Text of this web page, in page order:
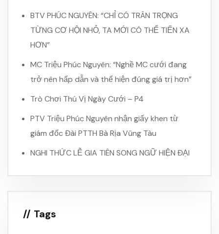
BTV PHÚC NGUYÊN: “CHỈ CÓ TRÂN TRỌNG
TỪNG CƠ HỘI NHỎ, TA MỚI CÓ THỂ TIẾN XA
HƠN”
MC Triệu Phúc Nguyên: “Nghề MC cưới đang
trở nên hấp dẫn và thể hiện đúng giá trị hơn”
Trò Chơi Thú Vị Ngày Cưới – P4
PTV Triệu Phúc Nguyên nhận giấy khen từ
giám đốc Đài PTTH Bà Rịa Vũng Tàu
NGHI THỨC LỄ GIA TIÊN SONG NGỮ HIỆN ĐẠI
Tags